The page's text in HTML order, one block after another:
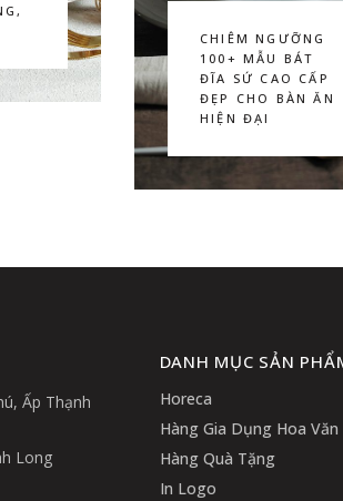
CHIÊM NGƯỠNG
100+ MẪU BÁT
ĐĨA SỨ CAO CẤP
ĐẸP CHO BÀN ĂN
HIỆN ĐẠI
Ấp Thạnh
Long
DANH MỤC SẢN
Horeca
Hàng Gia Dụng Hoa Văn
Hàng Quà Tặng
In Logo